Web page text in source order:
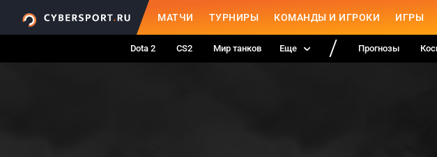
МАТЧИ ТУРНИРЫ КОМАНДЫ И ИГРОКИ ИГРЫ
Dota 2 CS2 Мир танков Еще Прогнозы